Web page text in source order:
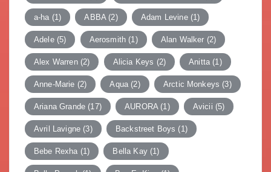
a-ha (1) ABBA(2) Adam Levine(1)
Adele(5) Aerosmith (1) Alan Walker (2)
Alex Warren(2) Alicia Keys (2) Anitta (1)
Anne-Marie (2) Aqua (2) Arctic Monkeys (3)
Ariana Grande (17) AURORA(1) Avicii (5)
Avril Lavigne (3) Backstreet Boys (1)
Bebe Rexha (1) Bella Kay(1)